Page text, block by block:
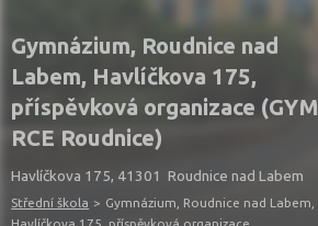
Gymnázium, Roudnice nad
Labem, Havlíčkova 175,
příspěvková organizace (GYM
RCE Roudnice)
Havlíčkova 175, 41301 Roudnice nad Labem
Střední škola > Gymnázium, Roudnice nad Labem,